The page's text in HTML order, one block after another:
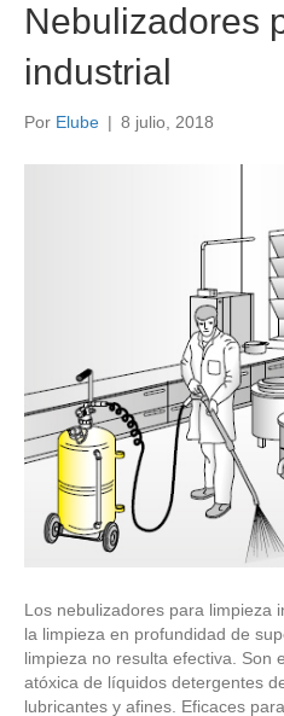
Nebulizadores
industrial
Por Elube | 8 julio, 2018
Los nebulizadores para limpieza
la limpieza en profundidad de
limpieza no resulta efectiva. Son
atóxica de líquidos detergentes
lubricantes y afines. Eficaces